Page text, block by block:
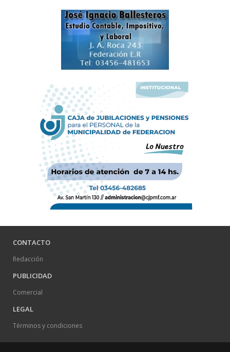
CONTACTO
Redacción
PUBLICIDAD
Comercial
LEGAL
Términos y condiciones